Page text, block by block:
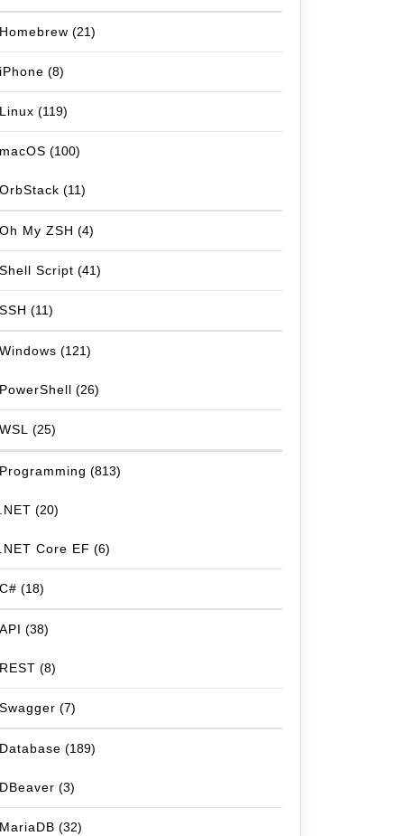
Homebrew (21)
iPhone (8)
Linux (119)
macOS (100)
OrbStack (11)
Oh My ZSH (4)
Shell Script (41)
SSH (11)
Windows (121)
PowerShell (26)
WSL (25)
Programming (813)
.NET (20)
.NET Core EF (6)
C# (18)
API (38)
REST (8)
Swagger (7)
Database (189)
DBeaver (3)
MariaDB (32)